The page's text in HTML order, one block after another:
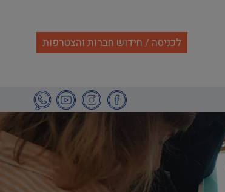
לכניסה / חידוש חברות והצטרפות